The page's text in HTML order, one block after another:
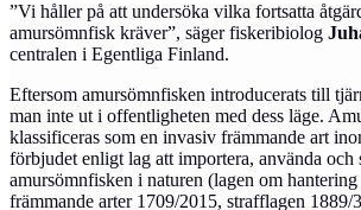
”Vi håller på att undersöka vilka fortsatta
amursömnfisk kräver”, säger fiskeribiolog
centralen i Egentliga Finland.
Eftersom amursömnfisken introducerats till
man inte ut i offentligheten med dess läge.
klassificeras som en invasiv främmande art
förbjudet enligt lag att importera, använda och
amursömnfisken i naturen (lagen om
främmande arter 1709/2015, strafflagen 1889/